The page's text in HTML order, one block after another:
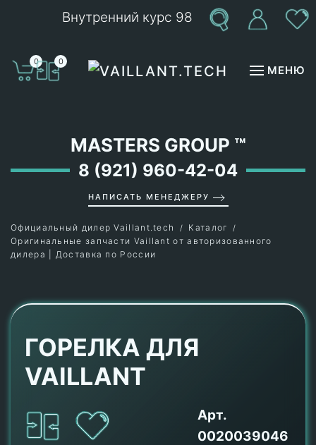
Внутренний курс 98
0 0
МЕНЮ
MASTERS GROUP ™
8 (921) 960-42-04
НАПИСАТЬ МЕНЕДЖЕРУ
Официальный дилер Vaillant.tech
Каталог
Оригинальные запчасти Vaillant от авторизованного
дилера | Доставка по России
ГОРЕЛКА ДЛЯ
VAILLANT
Арт.
0020039046